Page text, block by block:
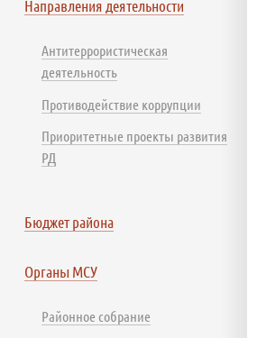
Направления деятельности
Антитеррористическая
деятельность
Противодействие коррупции
Приоритетные проекты развития
РД
Бюджет района
Органы МСУ
Районное собрание